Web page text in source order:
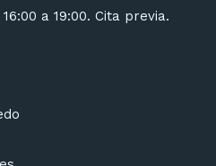
a 19:00. Cita previa.